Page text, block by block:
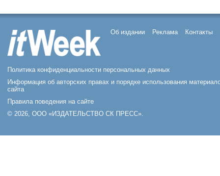
Об издании Реклама Контакты
Политика конфиденциальности персональных данных
Информация об авторских правах и порядке использования
сайта
Правила поведения на сайте
© 2026, ООО «ИЗДАТЕЛЬСТВО СК ПРЕСС».